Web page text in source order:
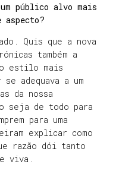
público alvo mais
aspecto?
Quis que a nova
também a
estilo mais
adequava a um
da nossa
seja de todo para
para uma
explicar como
razão dói tanto
viva.